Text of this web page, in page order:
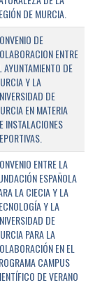
DE MURCIA.
DE
ENTRE
AYUNTAMIENTO DE
Y LA
DE
EN MATERIA
INSTALACIONES
ENTRE LA
ESPAÑOLA
LA CIECIA Y LA
Y LA
DE
PARA LA
EN EL
CAMPUS
DE VERANO